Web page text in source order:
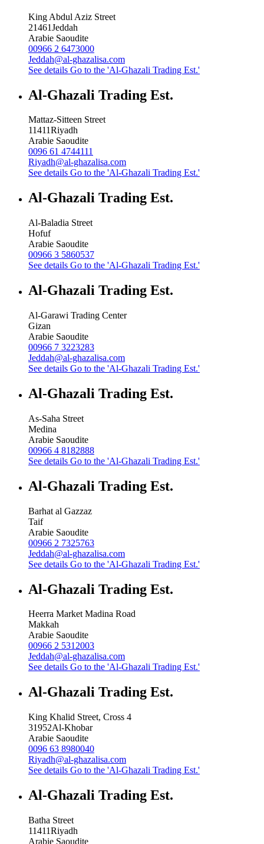
King Abdul Aziz Street
21461Jeddah
Arabie Saoudite
00966 2 6473000
Jeddah@al-ghazalisa.com
See details Go to the 'Al-Ghazali Trading Est.'
Al-Ghazali Trading Est.
Mattaz-Sitteen Street
11411Riyadh
Arabie Saoudite
0096 61 4744111
Riyadh@al-ghazalisa.com
See details Go to the 'Al-Ghazali Trading Est.'
Al-Ghazali Trading Est.
Al-Baladia Street
Hofuf
Arabie Saoudite
00966 3 5860537
See details Go to the 'Al-Ghazali Trading Est.'
Al-Ghazali Trading Est.
Al-Garawi Trading Center
Gizan
Arabie Saoudite
00966 7 3223283
Jeddah@al-ghazalisa.com
See details Go to the 'Al-Ghazali Trading Est.'
Al-Ghazali Trading Est.
As-Saha Street
Medina
Arabie Saoudite
00966 4 8182888
See details Go to the 'Al-Ghazali Trading Est.'
Al-Ghazali Trading Est.
Barhat al Gazzaz
Taif
Arabie Saoudite
00966 2 7325763
Jeddah@al-ghazalisa.com
See details Go to the 'Al-Ghazali Trading Est.'
Al-Ghazali Trading Est.
Heerra Market Madina Road
Makkah
Arabie Saoudite
00966 2 5312003
Jeddah@al-ghazalisa.com
See details Go to the 'Al-Ghazali Trading Est.'
Al-Ghazali Trading Est.
King Khalid Street, Cross 4
31952Al-Khobar
Arabie Saoudite
0096 63 8980040
Riyadh@al-ghazalisa.com
See details Go to the 'Al-Ghazali Trading Est.'
Al-Ghazali Trading Est.
Batha Street
11411Riyadh
Arabie Saoudite